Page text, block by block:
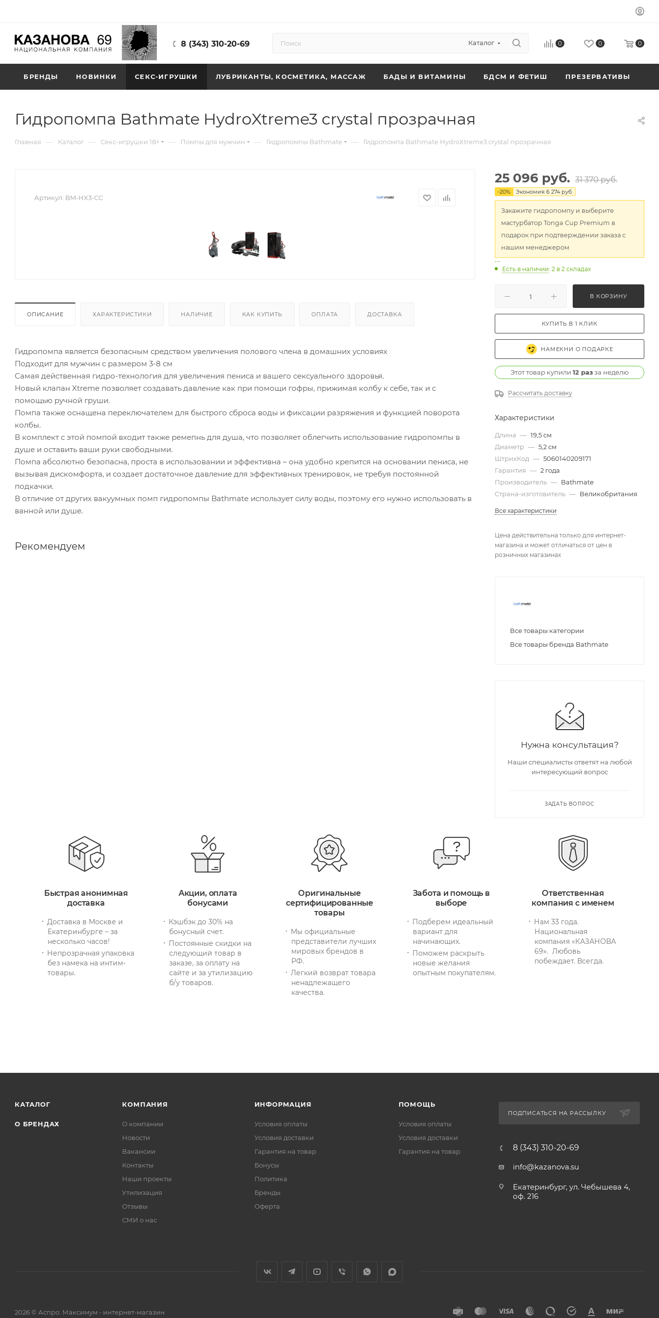
8 (343) 310-20-69 Каталог 0 0 0
БРЕНДЫ НОВИНКИ СЕКС-ИГРУШКИ ЛУБРИКАНТЫ, КОСМЕТИКА, МАССАЖ БАДЫ И ВИТАМИНЫ БДСМ И ФЕТИШ ПРЕЗЕРВАТИВЫ
Гидропомпа Bathmate HydroXtreme3 crystal прозрачная
Главная — Каталог — Секс-игрушки 18+ — Помпы для мужчин — Гидропомпы Bathmate — Гидропомпа Bathmate HydroXtreme3 crystal прозрачная
Артикул: BM-HX3-CC
ОПИСАНИЕ ХАРАКТЕРИСТИКИ НАЛИЧИЕ КАК КУПИТЬ ОПЛАТА ДОСТАВКА
Гидропомпа является безопасным средством увеличения полового члена в домашних условиях
Подходит для мужчин с размером 3-8 см
Самая действенная гидро-технология для увеличения пениса и вашего сексуального здоровья.
Новый клапан Xtreme позволяет создавать давление как при помощи гофры, прижимая колбу к себе, так и с
помощью ручной груши.
Помпа также оснащена переключателем для быстрого сброса воды и фиксации разряжения и функцией поворота
колбы.
В комплект с этой помпой входит также ремепнь для душа, что позволяет облегчить использование гидропомпы в
душе и оставить ваши руки свободными.
Помпа абсолютно безопасна, проста в использовании и эффективна – она удобно крепится на основании пениса, не
вызывая дискомфорта, и создает достаточное давление для эффективных тренировок, не требуя постоянной
подкачки.
В отличие от других вакуумных помп гидропомпы Bathmate использует силу воды, поэтому его нужно использовать в
ванной или душе.
Рекомендуем
25 096 руб. 31 370 руб.
-20% Экономия 6 274 руб.
Закажите гидропомпу и выберите
мастурбатор Tonga Cup Premium в
подарок при подтверждении заказа с
нашим менеджером
Есть в наличии: 2 в 2 складах
В КОРЗИНУ
КУПИТЬ В 1 КЛИК
НАМЕКНИ О ПОДАРКЕ
Этот товар купили 12 разза неделю
Рассчитать доставку
Характеристики
Длина — 19,5 см
Диаметр — 5,2 см
ШтрихКод — 5060140209171
Гарантия — 2 года
Производитель — Bathmate
Страна-изготовитель — Великобритания
Все характеристики
Цена действительна только для интернет-
магазина и может отличаться от цен в
розничных магазинах
Все товары категории
Все товары бренда Bathmate
Нужна консультация?
Наши специалисты ответят на любой
интересующий вопрос
ЗАДАТЬ ВОПРОС
Быстрая анонимная
доставка
Доставка в Москве и
Екатеринбурге – за
несколько часов!
Непрозрачная упаковка
без намека на интим-
товары.
Акции, оплата
бонусами
Кэшбэк до 30% на
бонусный счет.
Постоянные скидки на
следующий товар в
заказе, за оплату на
сайте и за утилизацию
б/у товаров.
Оригинальные
сертифицированные
товары
Мы официальные
представители лучших
мировых брендов в
РФ.
Легкий возврат товара
ненадлежащего
качества.
Забота и помощь в
выборе
Подберем идеальный
вариант для
начинающих.
Поможем раскрыть
новые желания
опытным покупателям.
Ответственная
компания с именем
Нам 33 года.
Национальная
компания «КАЗАНОВА
69». Любовь
побеждает. Всегда.
КАТАЛОГ
О БРЕНДАХ
КОМПАНИЯ
О компании
Новости
Вакансии
Контакты
Наши проекты
Утилизация
Отзывы
СМИ о нас
ИНФОРМАЦИЯ
Условия оплаты
Условия доставки
Гарантия на товар
Бонусы
Политика
Бренды
Оферта
ПОМОЩЬ
Условия оплаты
Условия доставки
Гарантия на товар
ПОДПИСАТЬСЯ НА РАССЫЛКУ
8 (343) 310-20-69
info@kazanova.su
Екатеринбург, ул. Чебышева 4,
оф. 216
2026 © Аспро: Максимум - интернет-магазин